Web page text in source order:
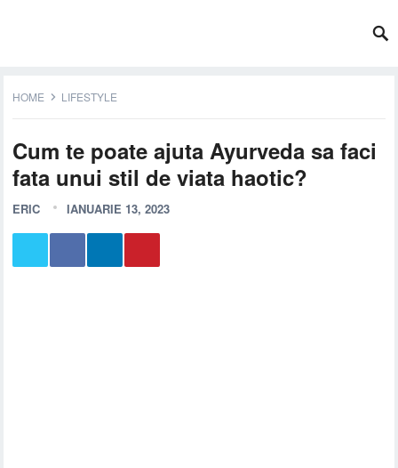
HOME LIFESTYLE
Cum te poate ajuta Ayurveda sa faci
fata unui stil de viata haotic?
ERIC IANUARIE 13, 2023